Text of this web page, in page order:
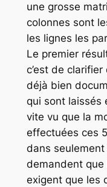
une grosse
colonnes sont
les lignes les
Le premier
c’est de
déjà bien
qui sont laissés
vite vu que la
effectuées ces
dans
demandent
exigent que les